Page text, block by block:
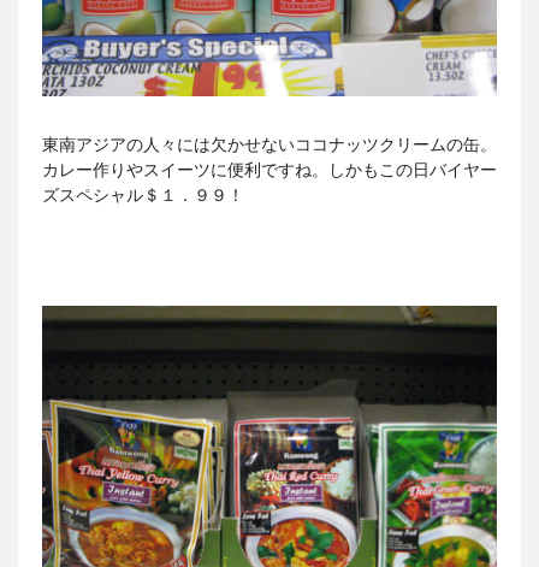
東南アジアの人々には欠かせないココナッツクリームの缶。
カレー作りやスイーツに便利ですね。しかもこの日バイヤー
ズスペシャル＄１．９９！